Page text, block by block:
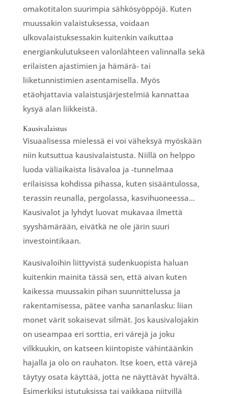
omakotitalon suurimpia sähkösyöppöjä. Kuten
muussakin valaistuksessa, voidaan
ulkovalaistuksessakin kuitenkin vaikuttaa
energiankulutukseen valonlähteen valinnalla sekä
erilaisten ajastimien ja hämärä- tai
liiketunnistimien asentamisella. Myös
etäohjattavia valaistusjärjestelmiä kannattaa
kysyä alan liikkeistä.
Kausivalaistus
Visuaalisessa mielessä ei voi väheksyä myöskään
niin kutsuttua kausivalaistusta. Niillä on helppo
luoda väliaikaista lisävaloa ja -tunnelmaa
erilaisissa kohdissa pihassa, kuten sisääntulossa,
terassin reunalla, pergolassa, kasvihuoneessa…
Kausivalot ja lyhdyt luovat mukavaa ilmettä
syyshämärään, eivätkä ne ole järin suuri
investointikaan.
Kausivaloihin liittyvistä sudenkuopista haluan
kuitenkin mainita tässä sen, että aivan kuten
kaikessa muussakin pihan suunnittelussa ja
rakentamisessa, pätee vanha sananlasku: liian
monet värit sokaisevat silmät. Jos kausivalojakin
on useampaa eri sorttia, eri värejä ja joku
vilkkuukin, on katseen kiintopiste vähintäänkin
hajalla ja olo on rauhaton. Itse koen, että värejä
täytyy osata käyttää, jotta ne näyttävät hyvältä.
Esimerkiksi istutuksissa tai vaikkapa niityillä